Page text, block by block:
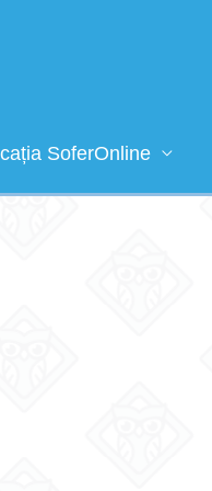
SoferOnline